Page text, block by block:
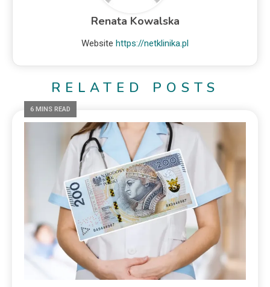
Renata Kowalska
Website https://netklinika.pl
RELATED POSTS
6 MINS READ